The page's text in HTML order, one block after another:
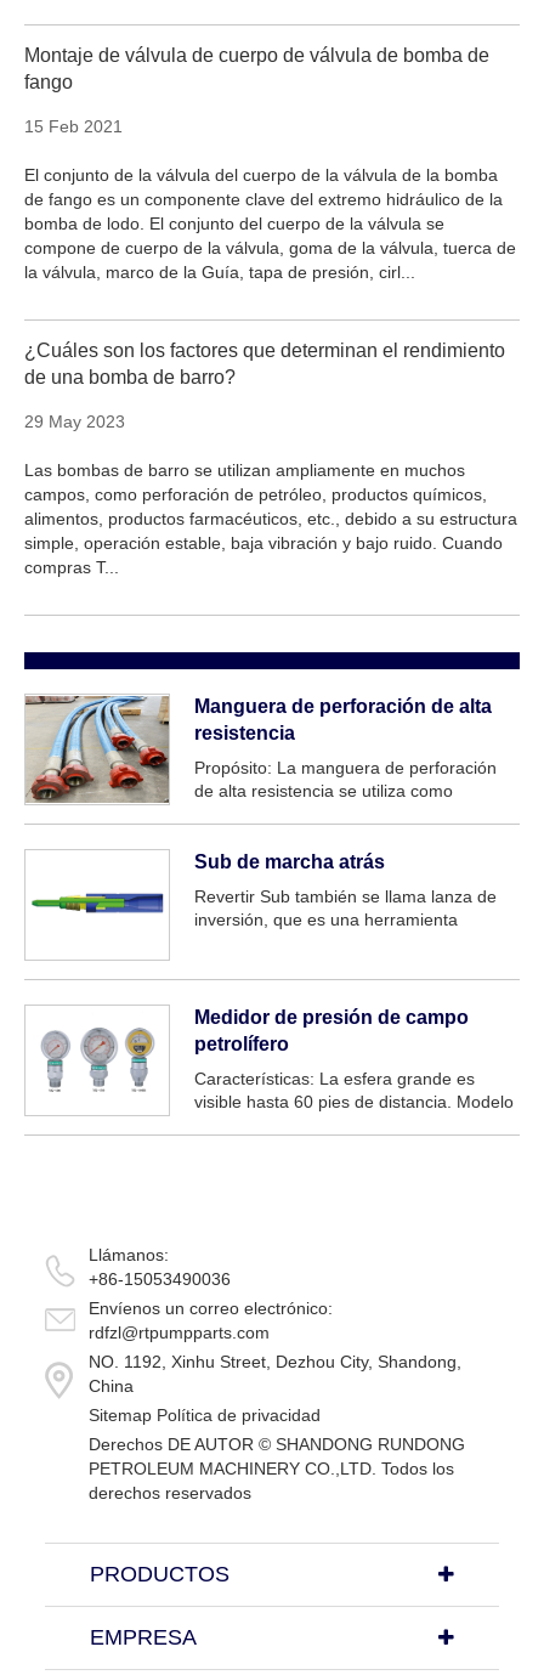
Montaje de válvula de cuerpo de válvula de bomba de
fango
15 Feb 2021
El conjunto de la válvula del cuerpo de la válvula de la bomba
de fango es un componente clave del extremo hidráulico de la
bomba de lodo. El conjunto del cuerpo de la válvula se
compone de cuerpo de la válvula, goma de la válvula, tuerca de
la válvula, marco de la Guía, tapa de presión, cirl...
¿Cuáles son los factores que determinan el rendimiento
de una bomba de barro?
29 May 2023
Las bombas de barro se utilizan ampliamente en muchos
campos, como perforación de petróleo, productos químicos,
alimentos, productos farmacéuticos, etc., debido a su estructura
simple, operación estable, baja vibración y bajo ruido. Cuando
compras T...
Manguera de perforación de alta
resistencia
Propósito: La manguera de perforación
de alta resistencia se utiliza como
elevador de perforación y el giratorio
el sistema de entrega de lodo, y...
Sub de marcha atrás
Revertir Sub también se llama lanza de
inversión, que es una herramienta
Al hacer pesca o dar marcha atrás, la
herramienta puede...
Medidor de presión de campo
petrolífero
Características: La esfera grande es
visible hasta 60 pies de distancia. Modelo
Llámanos:
+86-15053490036
Envíenos un correo electrónico:
rdfzl@rtpumpparts.com
NO. 1192, Xinhu Street, Dezhou City, Shandong,
China
Sitemap Política de privacidad
Derechos DE AUTOR © SHANDONG RUNDONG
PETROLEUM MACHINERY CO.,LTD. Todos los
derechos reservados
PRODUCTOS
EMPRESA